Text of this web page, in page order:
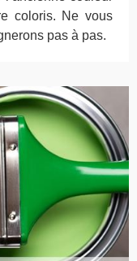
coloris. Ne vous
pas à pas.